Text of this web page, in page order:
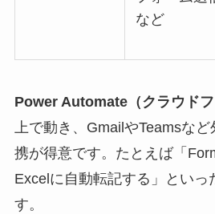
など
Power Automate（クラウドフ
上で動き、GmailやTeamsな
携が得意です。たとえば「
Excelに自動転記する」といっ
す。